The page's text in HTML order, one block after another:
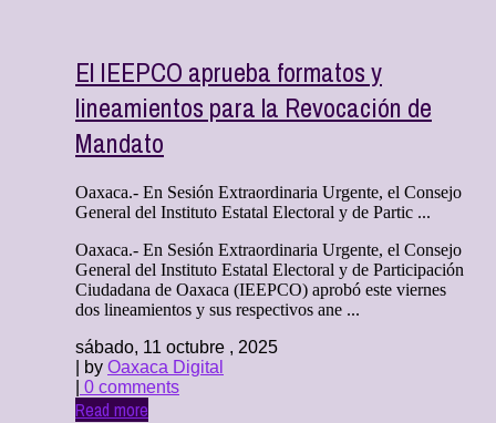
El IEEPCO aprueba formatos y
lineamientos para la Revocación de
Mandato
Oaxaca.- En Sesión Extraordinaria Urgente, el Consejo
General del Instituto Estatal Electoral y de Partic ...
Oaxaca.- En Sesión Extraordinaria Urgente, el Consejo
General del Instituto Estatal Electoral y de Participación
Ciudadana de Oaxaca (IEEPCO) aprobó este viernes
dos lineamientos y sus respectivos ane ...
sábado, 11 octubre , 2025
| by Oaxaca Digital
0 comments
Read more